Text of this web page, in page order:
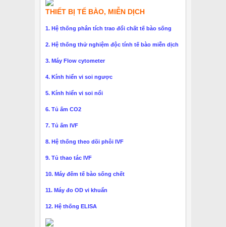
THIẾT BỊ TẾ BÀO, MIỄN DỊCH
1. Hệ thống phân tích trao đổi chất tế bào sống
2. Hệ thống thử nghiệm độc tính tế bào miễn dịch
3. Máy Flow cytometer
4. Kính hiển vi soi ngược
5. Kính hiển vi soi nổi
6. Tủ ấm CO2
7. Tủ ấm IVF
8. Hệ thống theo dõi phôi IVF
9. Tủ thao tác IVF
10. Máy đếm tế bào sống chết
11. Máy đo OD vi khuẩn
12. Hệ thống ELISA